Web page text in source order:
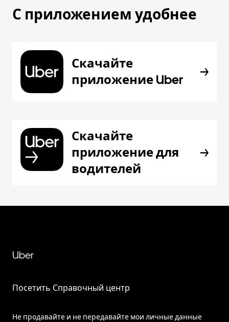
С приложением удобнее
Скачайте
приложение Uber
Скачайте
приложение для
водителей
Uber
Посетить Справочный центр
Не продавайте и не передавайте мои личные данные